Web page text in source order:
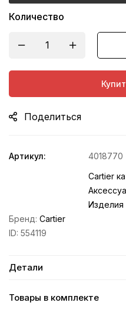
Количество
Поделиться
Артикул:
4018770
Cartier
Изделия
Бренд: Cartier
ID: 554119
Детали
Товары в комплекте